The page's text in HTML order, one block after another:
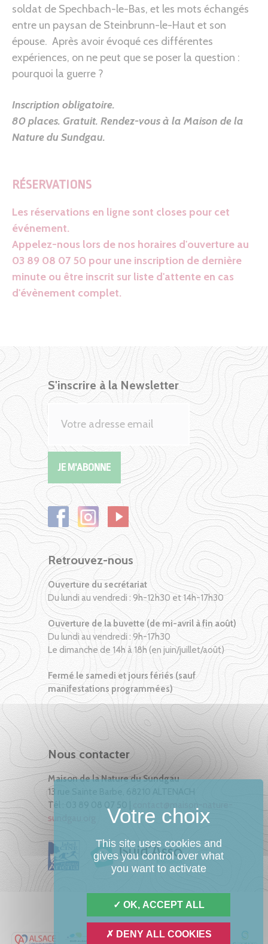
soldat de Spechbach-le-Bas, et les mots échangés
entre un paysan de Steinbrunn-le-Haut et son
épouse. Après avoir évoqué ces différentes
expériences, on ne peut que se poser la question :
pourquoi la guerre ?
Inscription obligatoire.
80 places. Gratuit. Rendez-vous à la Maison de la
Nature du Sundgau.
RÉSERVATIONS
Les réservations en ligne sont closes pour cet
événement.
Appelez-nous lors de nos horaires d'ouverture au
03 89 08 07 50 pour une inscription de dernière
minute ou être inscrit sur liste d'attente en cas
d'évènement complet.
S'inscrire à la Newsletter
Retrouvez-nous
Ouverture du secrétariat
Du lundi au vendredi : 9h-12h30 et 14h-17h30
Ouverture de la buvette (de mi-avril à fin août)
Du lundi au vendredi : 9h-17h30
Le dimanche de 14h à 18h (en juin/juillet/août)
Fermé le samedi et jours fériés (sauf
manifestations programmées)
Nous contacter
Maison de la Nature du Sundgau
13 rue Sainte Barbe, 68210 ALTENACH
Tél : 03 89 08 07 50 |
sundgau.org
This site uses cookies and
gives you control over what
you want to activate
OK, ACCEPT ALL
DENY ALL COOKIES